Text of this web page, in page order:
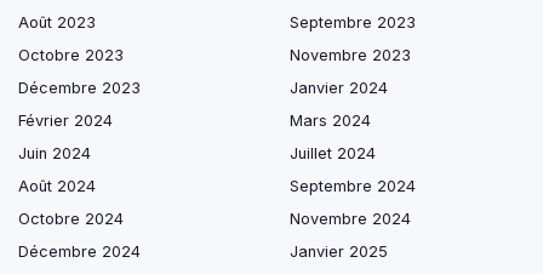
Août 2023
Septembre 2023
Octobre 2023
Novembre 2023
Décembre 2023
Janvier 2024
Février 2024
Mars 2024
Juin 2024
Juillet 2024
Août 2024
Septembre 2024
Octobre 2024
Novembre 2024
Décembre 2024
Janvier 2025